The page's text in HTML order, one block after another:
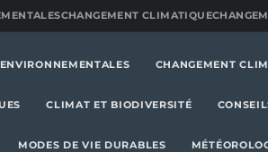
CHANGEMENT CLIMATIQUE
CHANGEMENT
CLIMAT ET BIODIVERSITÉ
MODES DE VIE DURABLES